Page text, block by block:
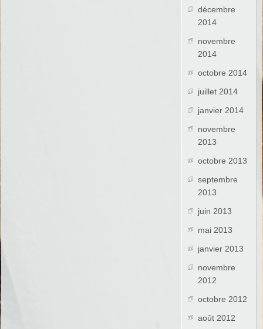
décembre
2014
novembre
2014
octobre 2014
juillet 2014
janvier 2014
novembre
2013
octobre 2013
septembre
2013
juin 2013
mai 2013
janvier 2013
novembre
2012
octobre 2012
août 2012